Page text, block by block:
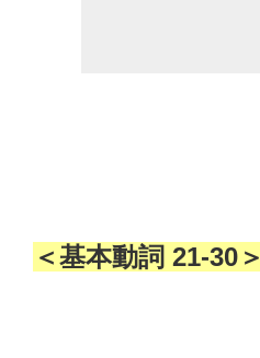
＜基本動詞 21-30＞